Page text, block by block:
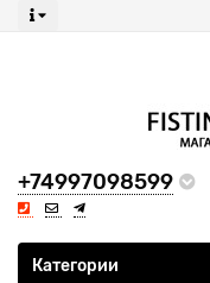
+74997098599
Все категории
Категории